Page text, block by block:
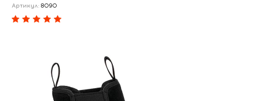
Артикул: 8090